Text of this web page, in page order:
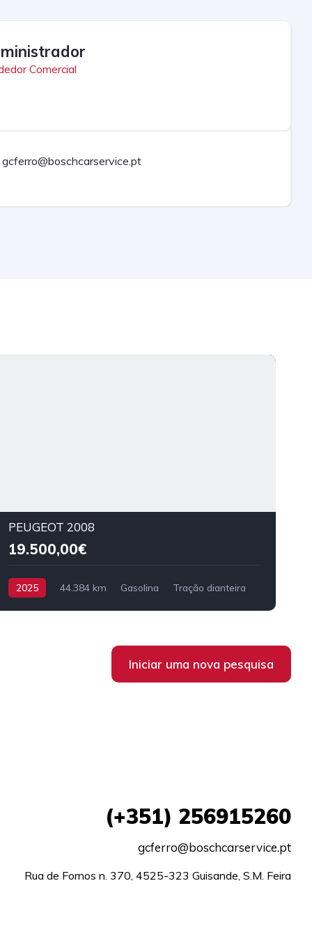
Comercial
gcferro@boschcarservice.pt
PEUGEOT 2008
19.500,00€
2025 44.384 km Gasolina Tração dianteira
Iniciar uma nova pesquisa
(+351) 256915260
gcferro@boschcarservice.pt
Rua de Fornos n. 370, 4525-323 Guisande, S.M. Feira